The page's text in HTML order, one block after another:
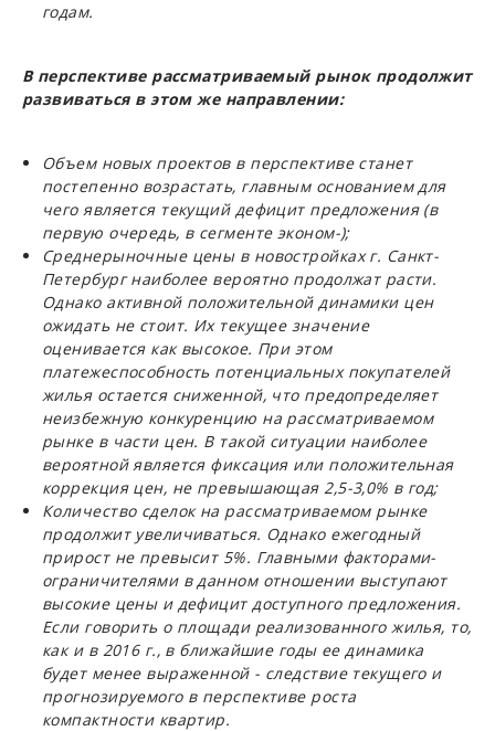
годам.
В перспективе рассматриваемый рынок продолжит
развиваться в этом же направлении:
Объем новых проектов в перспективе станет
постепенно возрастать, главным основанием для
чего является текущий дефицит предложения (в
первую очередь, в сегменте эконом-);
Среднерыночные цены в новостройках г. Санкт-
Петербург наиболее вероятно продолжат расти.
Однако активной положительной динамики цен
ожидать не стоит. Их текущее значение
оценивается как высокое. При этом
платежеспособность потенциальных покупателей
жилья остается сниженной, что предопределяет
неизбежную конкуренцию на рассматриваемом
рынке в части цен. В такой ситуации наиболее
вероятной является фиксация или положительная
коррекция цен, не превышающая 2,5-3,0% в год;
Количество сделок на рассматриваемом рынке
продолжит увеличиваться. Однако ежегодный
прирост не превысит 5%. Главными факторами-
ограничителями в данном отношении выступают
высокие цены и дефицит доступного предложения.
Если говорить о площади реализованного жилья, то,
как и в 2016 г., в ближайшие годы ее динамика
будет менее выраженной - следствие текущего и
прогнозируемого в перспективе роста
компактности квартир.